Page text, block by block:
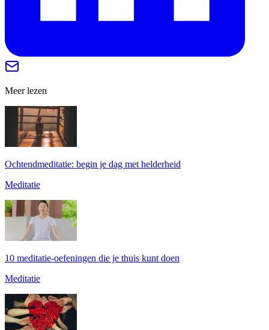
Meer lezen
Ochtendmeditatie: begin je dag met helderheid
Meditatie
10 meditatie-oefeningen die je thuis kunt doen
Meditatie